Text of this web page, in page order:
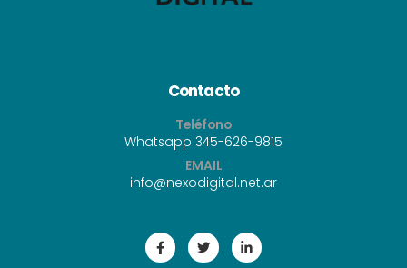
Contacto
Teléfono
Whatsapp 345-626-9815
EMAIL
info@nexodigital.net.ar